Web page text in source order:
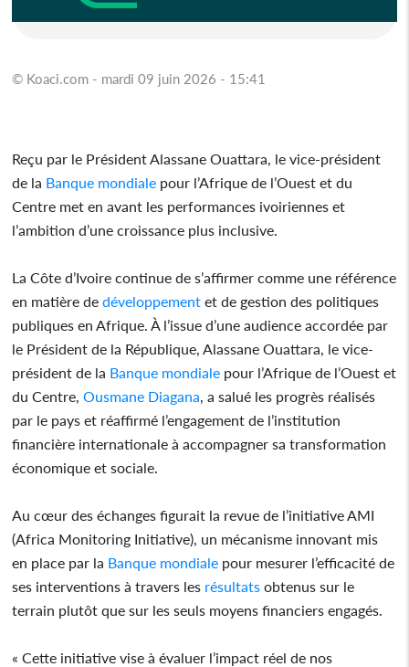
© Koaci.com - mardi 09 juin 2026 - 15:41
Reçu par le Président Alassane Ouattara, le vice-président
de la Banque mondiale pour l’Afrique de l’Ouest et du
Centre met en avant les performances ivoiriennes et
l’ambition d’une croissance plus inclusive.
La Côte d’Ivoire continue de s’affirmer comme une référence
en matière de développement et de gestion des politiques
publiques en Afrique. À l’issue d’une audience accordée par
le Président de la République, Alassane Ouattara, le vice-
président de la Banque mondiale pour l’Afrique de l’Ouest et
du Centre, Ousmane Diagana , a salué les progrès réalisés
par le pays et réaffirmé l’engagement de l’institution
financière internationale à accompagner sa transformation
économique et sociale.
Au cœur des échanges figurait la revue de l’initiative AMI
(Africa Monitoring Initiative), un mécanisme innovant mis
en place par la Banque mondiale pour mesurer l’efficacité de
ses interventions à travers les résultats obtenus sur le
terrain plutôt que sur les seuls moyens financiers engagés.
« Cette initiative vise à évaluer l’impact réel de nos